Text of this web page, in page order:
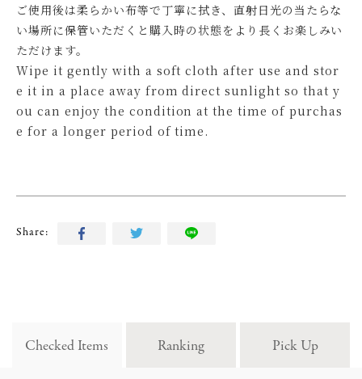
ご使用後は柔らかい布等で丁寧に拭き、直射日光の当たらな
い場所に保管いただくと購入時の状態をより長くお楽しみい
ただけます。
Wipe it gently with a soft cloth after use and stor
e it in a place away from direct sunlight so that y
ou can enjoy the condition at the time of purchas
e for a longer period of time.
Share:
Checked Items Ranking Pick Up